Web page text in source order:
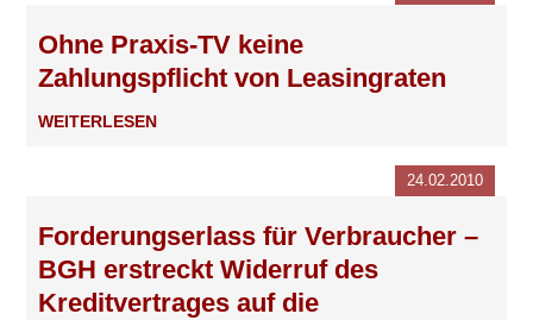
Ohne Praxis-TV keine
Zahlungspflicht von Leasingraten
WEITERLESEN
Forderungserlass für Verbraucher –
BGH erstreckt Widerruf des
Kreditvertrages auf die
24.02.2010